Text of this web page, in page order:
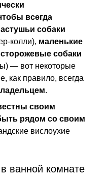
всегда
собаки
колли), маленькие
сторожевые собаки
— вот некоторые
как правило, всегда
.
своим
рядом со своим
вислоухие
ванной комнате